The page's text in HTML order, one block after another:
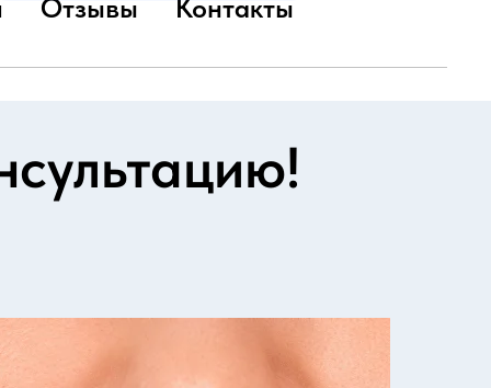
Отзывы Контакты